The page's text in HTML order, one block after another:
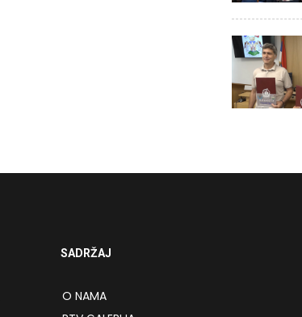
SADRŽAJ
O NAMA